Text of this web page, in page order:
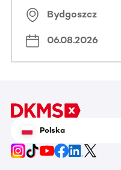
Bydgoszcz
06.08.2026
Polska